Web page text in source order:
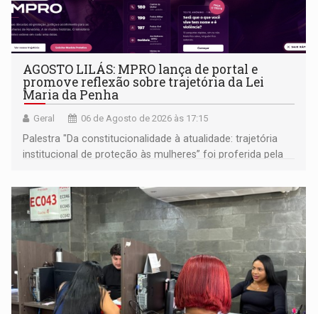
AGOSTO LILÁS: MPRO lança de portal e
promove reflexão sobre trajetória da Lei
Maria da Penha
Geral 06 de Agosto de 2026 às 17:15
Palestra "Da constitucionalidade à atualidade: trajetória
institucional de proteção às mulheres” foi proferida pela
Goiás